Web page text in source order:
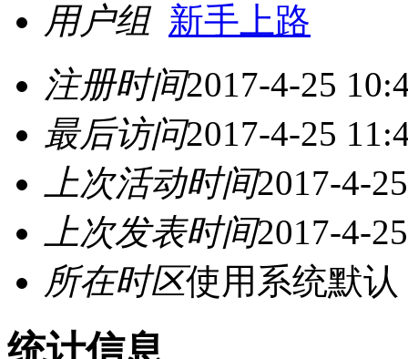
用户组 新手上路
注册时间2017-4-25
最后访问2017-4-25
上次活动时间2017-4-
上次发表时间2017-4-
所在时区使用系统默认